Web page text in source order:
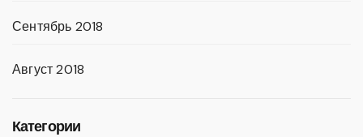
Сентябрь 2018
Август 2018
Категории